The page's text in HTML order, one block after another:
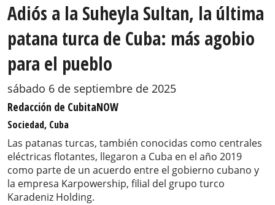
Adiós a la Suheyla Sultan, la última
patana turca de Cuba: más agobio
para el pueblo
sábado 6 de septiembre de 2025
Redacción de CubitaNOW
Sociedad, Cuba
Las patanas turcas, también conocidas como centrales
eléctricas flotantes, llegaron a Cuba en el año 2019
como parte de un acuerdo entre el gobierno cubano y
la empresa Karpowership, filial del grupo turco
Karadeniz Holding.